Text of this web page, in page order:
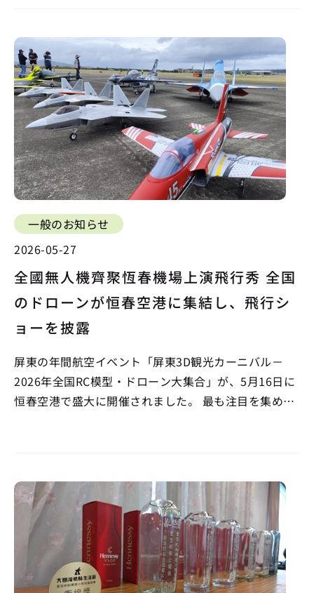
を心がけ、生…
一般のお知らせ
2026-05-27
全國無人機齊聚恆春機場上演飛行秀 全国
のドローンが恒春空港に集結し、飛行シ
ョーを披露
屏東の年間航空イベント「屏東3D観光カーニバル－
2026年全国RC模型・ドローン大集合」が、5月16日に
恒春空港で盛大に開催されました。 最も注目を集めた